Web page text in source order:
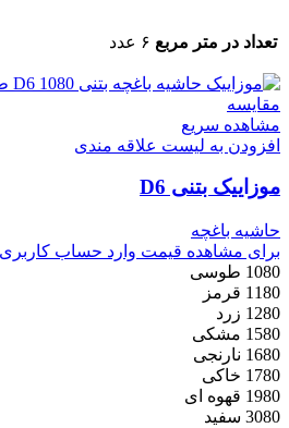
تعداد در متر مربع ۶ عدد
مقایسه
مشاهده سریع
افزودن به لیست علاقه مندی
موزاییک بتنی D6
حاشیه باغچه
برای مشاهده قیمت وارد حساب
1080 طوسی
1180 قرمز
1280 زرد
1580 مشکی
1680 نارنجی
1780 خاکی
1980 قهوه ای
3080 سفید